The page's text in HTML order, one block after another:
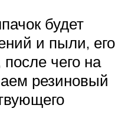
будет
и пыли, его
чего на
резиновый